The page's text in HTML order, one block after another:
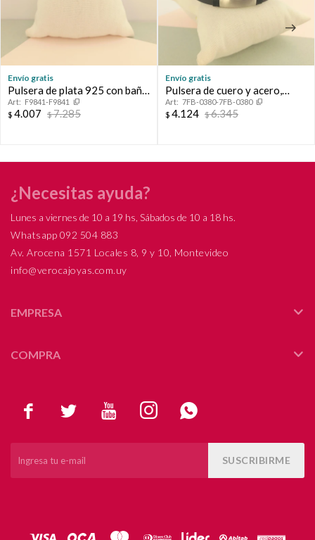
Envío gratis
Pulsera de plata 925 con baño
de oro gris con circonias.
F9841-F9841
$ 4.007 $7.285
Envío gratis
Pulsera de cuero y acero,
FRANK.
7FB-0380-7FB-0380
$ 4.124 $6.345
    
SUSCRIBIRME
¿Necesitas ayuda?
Lunes a viernes de 10 a 19 hs, Sábados de 10 a 18 hs.
Whatsapp 092 504 883
Av. Arocena 1571 Locales 8, 9 y 10, Montevideo
info@verocajoyas.com.uy
EMPRESA
COMPRA